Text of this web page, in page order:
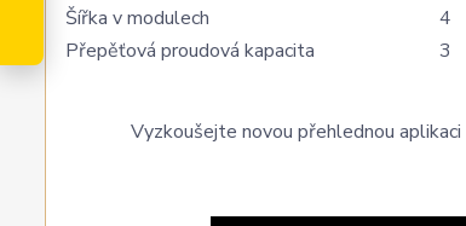
Šířka v modulech
4
Přepěťová proudová kapacita
3
Vyzkoušejte novou přehlednou aplikaci